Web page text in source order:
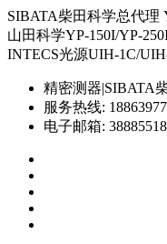
SIBATA柴田科学总代
山田科学YP-150I/YP-
INTECS光源UIH-1C/
精密测器|SIBATA
服务热线:
电子邮箱: